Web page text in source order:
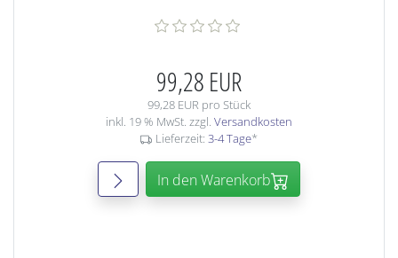
99,28 EUR
99,28 EUR pro Stück
inkl. 19 % MwSt. zzgl. Versandkosten
Lieferzeit: 3-4 Tage*
In den Warenkorb